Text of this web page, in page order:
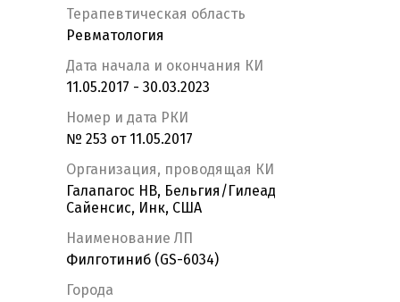
Терапевтическая область
Ревматология
Дата начала и окончания КИ
11.05.2017 - 30.03.2023
Номер и дата РКИ
№ 253 от 11.05.2017
Организация, проводящая КИ
Галапагос НВ, Бельгия/Гилеад
Сайенсис, Инк, США
Наименование ЛП
Филготиниб (GS-6034)
Города